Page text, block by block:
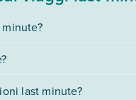
e assistenza in loco,
last minute?